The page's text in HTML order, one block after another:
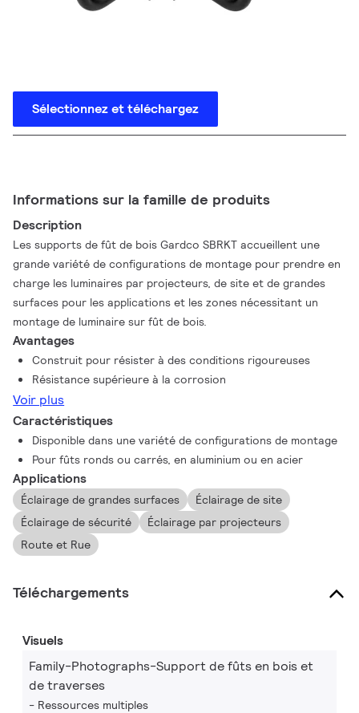
Sélectionnez et téléchargez
Informations sur la famille de produits
Description
Les supports de fût de bois Gardco SBRKT accueillent une
grande variété de configurations de montage pour prendre en
charge les luminaires par projecteurs, de site et de grandes
surfaces pour les applications et les zones nécessitant un
montage de luminaire sur fût de bois.
Avantages
Construit pour résister à des conditions rigoureuses
Résistance supérieure à la corrosion
Voir plus
Caractéristiques
Disponible dans une variété de configurations de montage
Pour fûts ronds ou carrés, en aluminium ou en acier
Applications
Éclairage de grandes surfaces
Éclairage de site
Éclairage de sécurité
Éclairage par projecteurs
Route et Rue
Téléchargements
Visuels
Family-Photographs-Support de fûts en bois et
de traverses
Ressources multiples